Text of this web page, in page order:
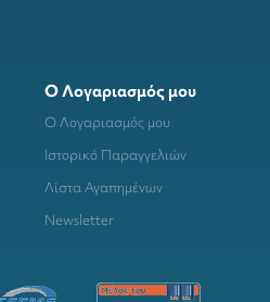
Ο Λογαριασμός μου
Ο Λογαριασμός μου
Ιστορικό Παραγγελιών
Λίστα Αγαπημένων
Newsletter